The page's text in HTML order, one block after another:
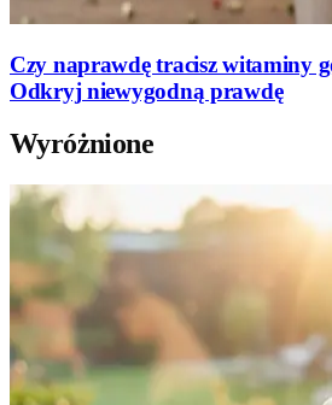
Czy naprawdę tracisz witaminy
Odkryj niewygodną prawdę
Wyróżnione